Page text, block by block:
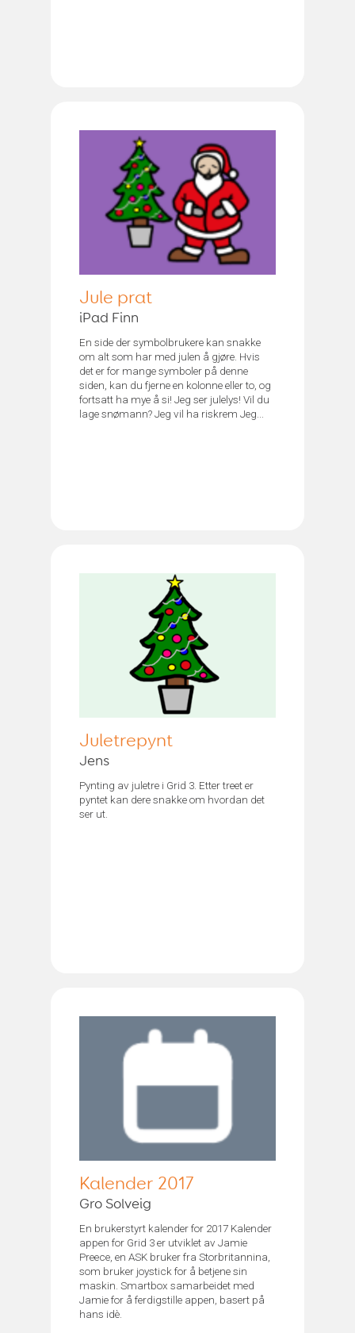
Jule prat
iPad Finn
En side der symbolbrukere kan snakke
om alt som har med julen å gjøre. Hvis
det er for mange symboler på denne
siden, kan du fjerne en kolonne eller to, og
fortsatt ha mye å si! Jeg ser julelys! Vil du
lage snømann? Jeg vil ha riskrem Jeg...
Juletrepynt
Jens
Pynting av juletre i Grid 3. Etter treet er
pyntet kan dere snakke om hvordan det
ser ut.
Kalender 2017
Gro Solveig
En brukerstyrt kalender for 2017 Kalender
appen for Grid 3 er utviklet av Jamie
Preece, en ASK bruker fra Storbritannina,
som bruker joystick for å betjene sin
maskin. Smartbox samarbeidet med
Jamie for å ferdigstille appen, basert på
hans idè.